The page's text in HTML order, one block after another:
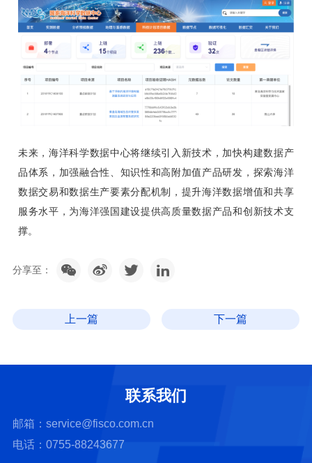
未来，海洋科学数据中心将继续引入新技术，加快构建数据产
品体系，加强融合性、知识性和高附加值产品研发，探索海洋
数据交易和数据生产要素分配机制，提升海洋数据增值和共享
服务水平，为海洋强国建设提供高质量数据产品和创新技术支
撑。
分享至：
上一篇 下一篇
联系我们
邮箱：service@fisco.com.cn
电话：0755-88243677